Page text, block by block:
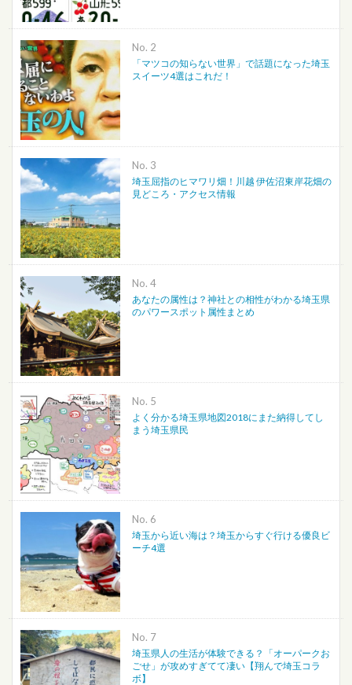
No.
「マツコの知らない世界」で話題になった埼玉
スイーツ4選はこれだ！
No.
埼玉屈指のヒマワリ畑！川越 伊佐沼東岸花畑の
見どころ・アクセス情報
No.
あなたの属性は？神社との相性がわかる埼玉県
のパワースポット属性まとめ
No.
よく分かる埼玉県地図2018にまた納得してし
まう埼玉県民
No.
埼玉から近い海は？埼玉からすぐ行ける優良ビ
ーチ4選
No.
埼玉県人の生活が体験できる？「オーパークお
ごせ」が攻めすぎてて凄い【翔んで埼玉コラ
ボ】